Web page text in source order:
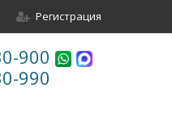
Регистрация
900
990